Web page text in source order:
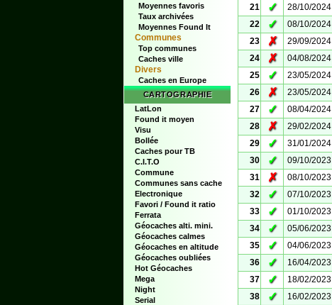
Moyennes favoris
Taux archivées
Moyennes Found It
Communes
Top communes
Caches ville
Divers
Caches en Europe
CARTOGRAPHIE
LatLon
Found it moyen
Visu
Bollée
Caches pour TB
C.I.T.O
Commune
Communes sans cache
Electronique
Favori / Found it ratio
Ferrata
Géocaches alti. mini.
Géocaches calmes
Géocaches en altitude
Géocaches oubliées
Hot Géocaches
Mega
Night
Serial
21
✓ 28/10/2024
22
✓ 08/10/2024
23
✗ 29/09/2024
24
✗ 04/08/2024
25
✓ 23/05/2024
26
✗ 23/05/2024
27
✓ 08/04/2024
28
✗ 29/02/2024
29
✓ 31/01/2024
30
✓ 09/10/2023
31
✗ 08/10/2023
32
✓ 07/10/2023
33
✓ 01/10/2023
34
✓ 05/06/2023
35
✓ 04/06/2023
36
✓ 16/04/2023
37
✓ 18/02/2023
38
✓ 16/02/2023